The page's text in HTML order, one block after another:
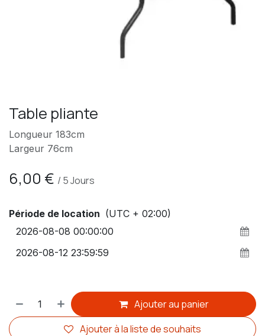
Table pliante
Longueur 183cm
Largeur 76cm
6,00 € / 5Jours
Période de location (UTC + 02:00)
Ajouter au panier
Ajouter à la liste de souhaits